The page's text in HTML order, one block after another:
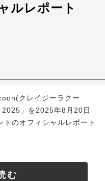
ルレポート
クレイジーラクー
」を2025年8月20日
のオフィシャルレポート
む